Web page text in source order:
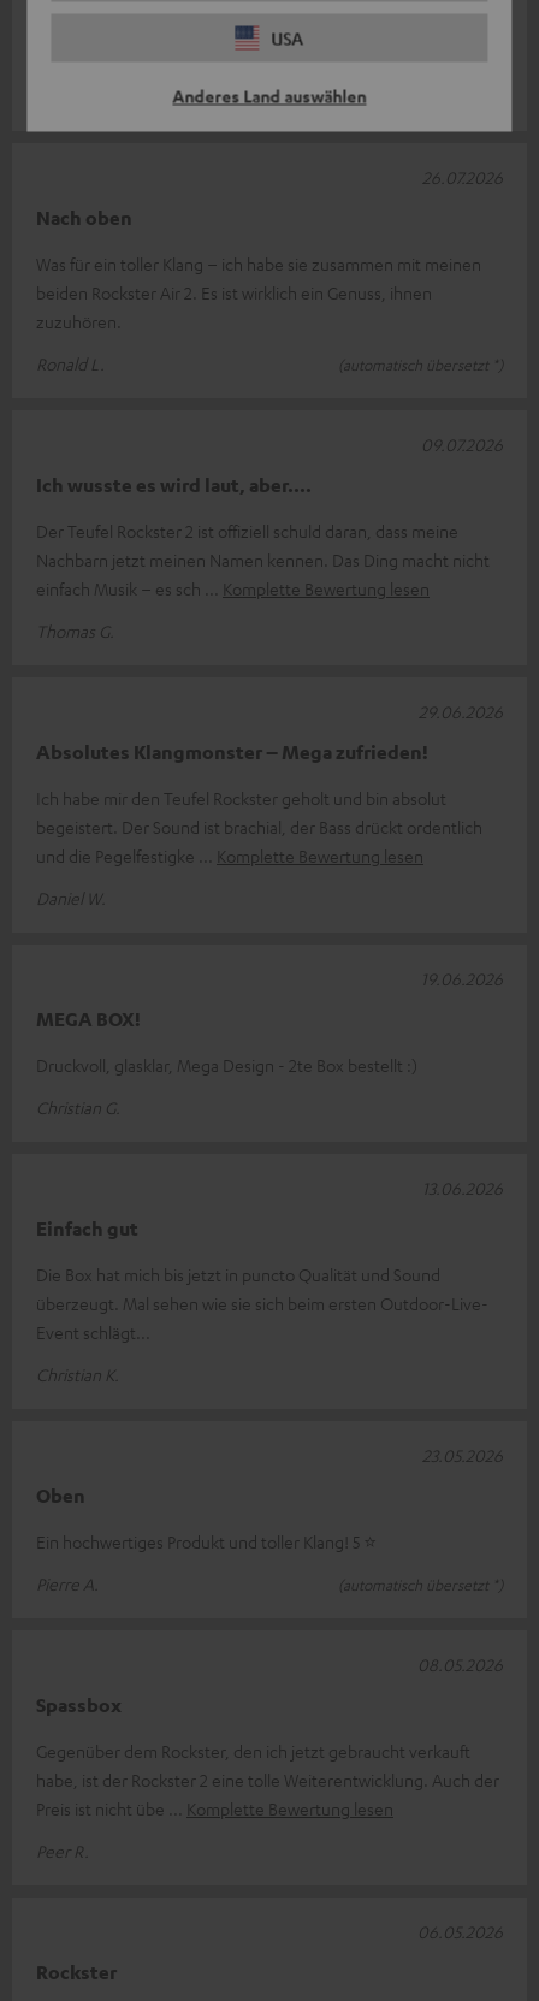
USA
Anderes Land auswählen
hervorragend! Da gibt es nicht viel hinzuzufügen, außer
(automatisch übersetzt *)
Nach oben
Was für ein toller Klang – ich habe sie zusammen mit meinen
beiden Rockster Air 2. Es ist wirklich ein Genuss, ihnen
zuzuhören.
Ronald L.
(automatisch übersetzt *)
26.07.2026
Ich wusste es wird laut, aber....
Der Teufel Rockster 2 ist offiziell schuld daran, dass meine
Nachbarn jetzt meinen Namen kennen. Das Ding macht nicht
einfach Musik – es sch
Komplette Bewertung lesen
Thomas G.
09.07.2026
Absolutes Klangmonster – Mega zufrieden!
Ich habe mir den Teufel Rockster geholt und bin absolut
begeistert. Der Sound ist brachial, der Bass drückt ordentlich
und die Pegelfestigke
Komplette Bewertung lesen
Daniel W.
29.06.2026
MEGA BOX!
Druckvoll, glasklar, Mega Design - 2te Box bestellt :)
Christian G.
19.06.2026
Einfach gut
Die Box hat mich bis jetzt in puncto Qualität und Sound
überzeugt. Mal sehen wie sie sich beim ersten Outdoor-Live-
Event schlägt...
Christian K.
13.06.2026
Oben
Ein hochwertiges Produkt und toller Klang! 5 ⭐️
Pierre A.
(automatisch übersetzt *)
23.05.2026
Spassbox
Gegenüber dem Rockster, den ich jetzt gebraucht verkauft
habe, ist der Rockster 2 eine tolle Weiterentwicklung. Auch der
Preis ist nicht übe
Komplette Bewertung lesen
Peer R.
08.05.2026
Rockster
06.05.2026